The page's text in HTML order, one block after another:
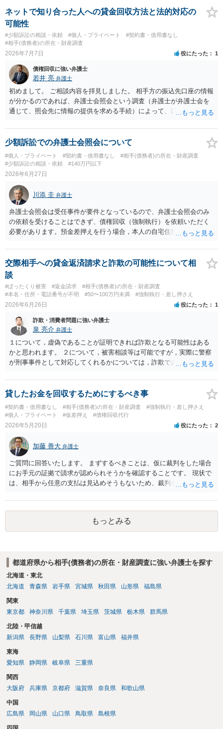
とが考えられますが、 パパ活の契約は、売春防止法に抵触する契約
であるため、公序良俗に反する契約として 民法上無効（民法９０
条）となるため、相手方に請求できない可能性が高いです。 ・相手の
氏名や住所が分からない状態でも対応可能なのか ⇒訴訟等の裁判上の
手続を利用する場合には、原則として相手方の住所・氏名を把握して
ネットで知り合った人への貸金回収方法と法的対応の
可能性
#少額訴訟の相談・依頼 #個人・プライベート
#契約書・借用書なし
#相手(債務者)の所在・財産調査
2026年7月7日 役にたった 1
債権回収に強い弁護士
若井 亮 弁護士
初めまして。 ご相談内容を拝見しました。 相手方の振込先口座の情報
が分かるのであれば、弁護士会照会という調査（弁護士が弁護士会を
通じて、照会先に情報の提供を求める手続）によって、口座名義人の
座名義人の身元が明らかになった後、住所地に貸金を返還するよう求
める書面を送るという方法が考えられます。 ただ、弁護士会照会を利
用する場合には、弁護士への依頼が必要になりコストがかかってしま
います。 また、書面を送っても無視をされる可能性も否定できませ
ん。 さらに、相手方が連絡を寄こしてきても、弁済の資力が無けれ
とはあるものの、コストの面や相手方のリアクション次第であるとい
う点でリスクがあることをご留意いただく必要があるでしょう。
少額訴訟での弁護士会照会について
#個人・プライベート #契約書・借用書なし
#相手(債務者)の所在・財産調査
#少額訴訟の相談・依頼
#140万円以下
2026年6月27日
川添 圭 弁護士
弁護士会照会は受任事件が要件となっているので、弁護士会照会のみ
の依頼を受けることはできず、債権回収（強制執行）を依頼いただく
必要があります。預金差押えを行う場合，本人の自宅住所（住民登録
あれば、まず電話会社や金融機関等へ本人確認資料記載の住所を照会
し、そこから最新の住民票を確認していくのが常套手段であり、その
上で、さらに主要金融機関の口座情報や残高を弁護士会照会で調べる
ことも多いです（なお、判決記載の住所に通常送達ができているので
あれば、最終的には、強制執行の場合の債務者への送達は、公示送達
まで行わなくても付郵便送達等でクリアできることがほとんどで
効果的な場合があります（商売によってはその日の売上金を回収でき
る場合もありますし、そうでなくても、執行官の訪問は物理的な圧力
になります）。もちろん、弁護士費用や各種の実費（弁護士会照会に
は1回あたり5,000～6,000円程度かかります）の負担を考えると費用倒
れの懸念はありますので、最終的にどこまでやるのかは考える必要が
いただいた方がよいかと思います。
交際相手への貸金返済請求と詐欺の可能性について相
談
#ぼったくり被害 #返金請求
#相手(債務者)の所在・財産調査
#本名・住所・電話番号が不明
#50〜100万円未満 #強制執行・差し押さえ
2026年6月26日 役にたった 1
詐欺・消費者問題に強い弁護士
泉 亮介 弁護士
１について，虚偽であることが証明できれば詐欺となる可能性はある
かと思われます。 ２について，被害相談等は可能ですが，実際に警察
が刑事事件として対応してくれるかについては，詐欺であることをど
す。 ３について，相手と連絡が取れるのであれば内容証明や電話での
連絡等から交渉をすることtなるかと思われます。弁護士を立てること
を想定されている場合，裁判をする場合だと，弁護士費用との関係か
ら全額回収できたとしてもご自身の経済的な利益は少ないかと思われ
ます。 ４について，実際の内容次第ですが，可能な場合も多いです。
住んで居る場所が判明しないと送付は出来ないでしょう。裁判手続き
については，住民票上の住所へ住んでいないことを調査したうえで，
公示送達という方法により訴訟提起することとなります。 ７につい
て，プライバシー権侵害や名誉権侵害として相手から逆に請求を受け
るきっかけとなりかねないため，避けたほうが良いかと思われます。
貸したお金を回収するためにするべき事
#契約書・借用書なし #相手(債務者)の所在・財産調査
#強制執行・差し押さえ
#個人・プライベート
#仮差押え #債権回収代行
2026年5月20日 役にたった 2
加藤 善大 弁護士
ご質問に回答いたします。 まずするべきことは、仮に裁判をした場合
にお手元の証拠で請求が認められそうかを確認することです。 現状で
は、相手から任意の支払は見込めそうもないため、裁判を想定する必
合は証拠が必要になります。 借用書や振込履歴がないとのことですの
で、 例えば、相手とのＬＩＮＥのやりとりで、 相手からの「１００万
円貸してくれてありがとう」とか「１００万円の返済はもう少し待っ
て欲しい」等の記載があれば証拠になり得るでしょう。 ご質問に対す
めることをおすすめいたします。 ご参考にしていただけますと幸いで
す。
もっとみる
都道府県から相手(債務者)の所在・財産調査に強い弁護士を探す
北海道・東北
北海道
青森県 岩手県 宮城県 秋田県 山形県 福島県
関東
東京都
神奈川県 千葉県 埼玉県 茨城県 栃木県 群馬県
北陸・甲信越
新潟県
長野県 山梨県 石川県 富山県 福井県
東海
愛知県
静岡県 岐阜県 三重県
関西
大阪府
兵庫県 京都府 滋賀県 奈良県 和歌山県
中国
広島県
岡山県 山口県 鳥取県 島根県